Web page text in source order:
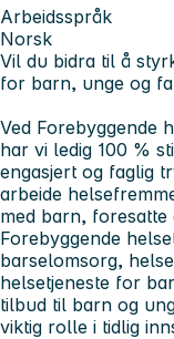
Arbeidsspråk
Norsk
Vil du bidra til å
for barn, unge og
Ved Forebyggende
har vi ledig 100 %
engasjert og faglig
arbeide
med barn,
Forebyggende
barselomsorg,
helsetjeneste for
tilbud til barn og
viktig rolle i tidlig